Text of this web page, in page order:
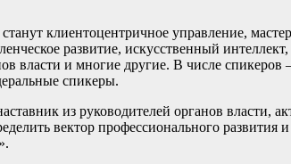
клиентоцентричное управление,
развитие, искусственный
власти и многие другие. В числе спикеров
спикеры.
из руководителей органов власти,
вектор профессионального